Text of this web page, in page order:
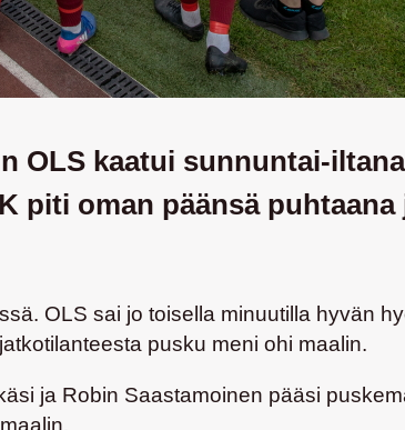
OLS kaatui sunnuntai-
piti oman päänsä
OLS sai jo toisella minuutilla hyvän
pusku meni ohi maalin.
ja Robin Saastamoinen pääsi